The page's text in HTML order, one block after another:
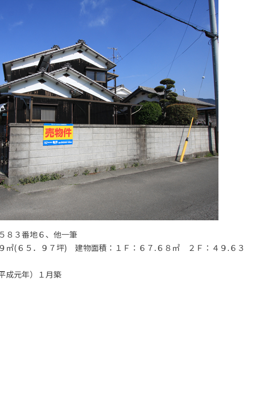
８３番地６、他一筆
㎡(６５．９７坪) 建物面積：１Ｆ：６７.６８㎡ ２Ｆ：４９.６３
成元年）１月築